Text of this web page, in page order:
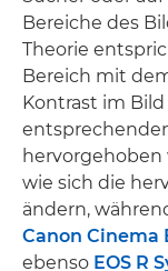
Bereiche des
Theorie
Bereich mit
Kontrast im
wie sich die
ändern,
Canon Cinema
ebenso EOS R